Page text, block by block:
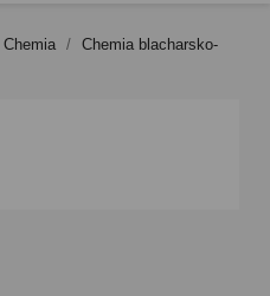
Chemia
Chemia blacharsko-